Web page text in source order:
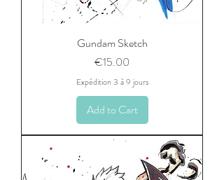
Gundam Sketch
Price
€15.00
Expédition 3 à 9 jours
Add to Cart